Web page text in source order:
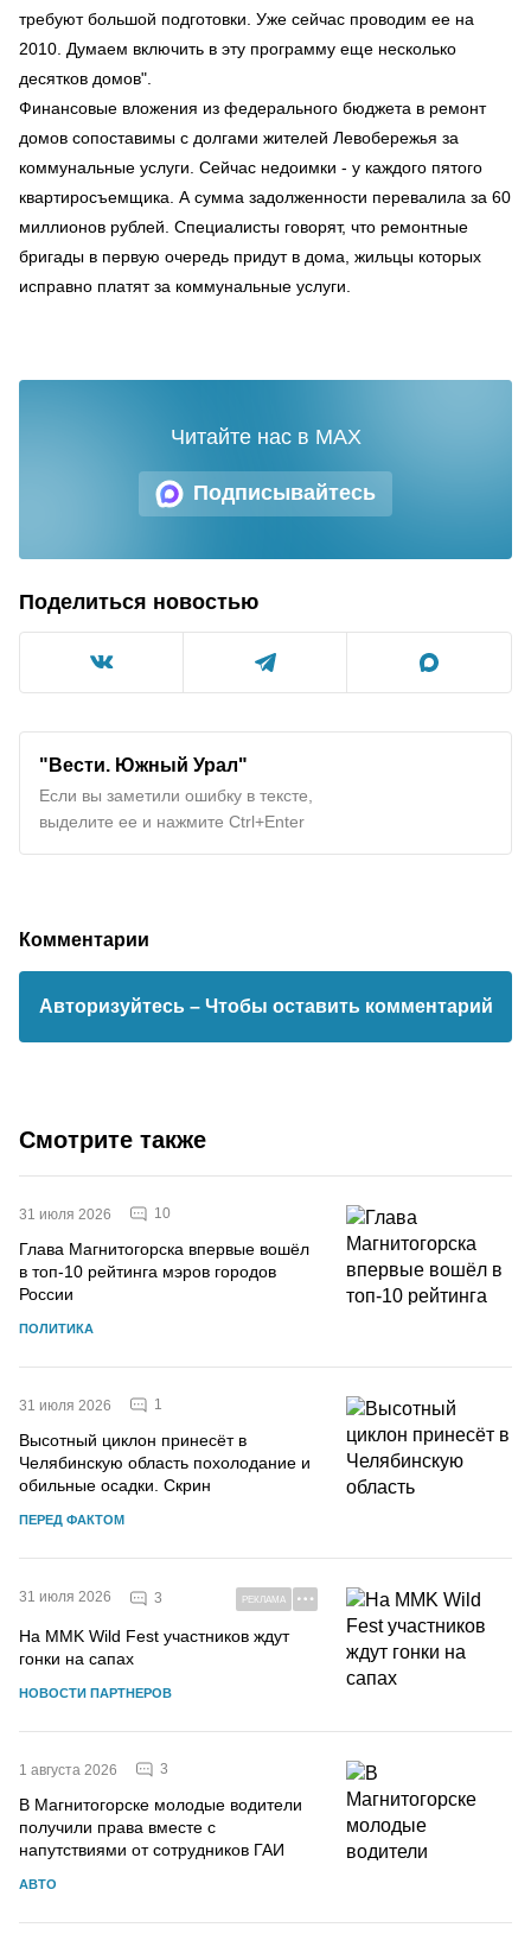
требуют большой подготовки. Уже сейчас проводим ее на
2010. Думаем включить в эту программу еще несколько
десятков домов".
Финансовые вложения из федерального бюджета в ремонт
домов сопоставимы с долгами жителей Левобережья за
коммунальные услуги. Сейчас недоимки - у каждого пятого
квартиросъемщика. А сумма задолженности перевалила за 60
миллионов рублей. Специалисты говорят, что ремонтные
бригады в первую очередь придут в дома, жильцы которых
исправно платят за коммунальные услуги.
Подписывайтесь
Читайте нас в MAX
Поделиться новостью
"Вести. Южный Урал"
Если вы заметили ошибку в тексте,
выделите ее и нажмите Ctrl+Enter
Комментарии
Авторизуйтесь – Чтобы оставить комментарий
Смотрите также
31 июля 2026 10
Глава Магнитогорска впервые вошёл
в топ-10 рейтинга мэров городов
России
ПОЛИТИКА
31 июля 2026 1
Высотный циклон принесёт в
Челябинскую область похолодание и
обильные осадки. Скрин
ПЕРЕД ФАКТОМ
31 июля 2026 3 РЕКЛАМА
На MMK Wild Fest участников ждут
гонки на сапах
НОВОСТИ ПАРТНЕРОВ
1 августа 2026 3
В Магнитогорске молодые водители
получили права вместе с
напутствиями от сотрудников ГАИ
АВТО